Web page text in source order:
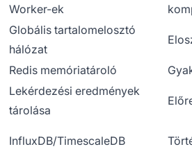
Worker-ek
Globális tartalomelosztó
hálózat
Redis memóriatároló
Lekérdezési eredmények
tárolása
InfluxDB/TimescaleDB